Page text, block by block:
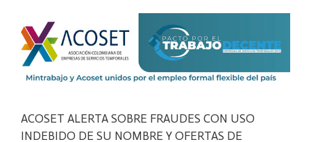
ACOSET ALERTA SOBRE FRAUDES CON USO
INDEBIDO DE SU NOMBRE Y OFERTAS DE